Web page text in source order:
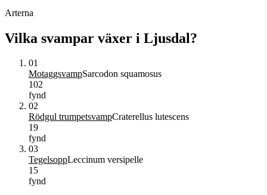
Arterna
Vilka svampar växer i Ljusdal?
01
MotaggsvampSarcodon squamosus
102
fynd
02
Rödgul trumpetsvampCraterellus lutescens
19
fynd
03
TegelsoppLeccinum versipelle
15
fynd